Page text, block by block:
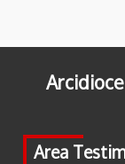
Area